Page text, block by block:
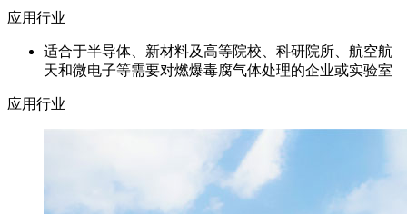
应用行业
适合于半导体、新材料及高等院校、科研院所、航空航
天和微电子等需要对燃爆毒腐气体处理的企业或实验室
应用行业